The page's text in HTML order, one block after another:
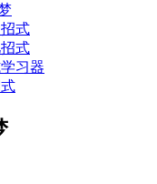
式
式
习器